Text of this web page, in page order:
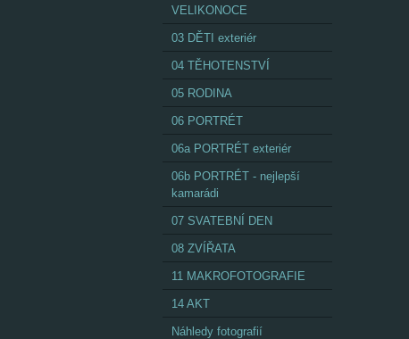
VELIKONOCE
03 DĚTI exteriér
04 TĚHOTENSTVÍ
05 RODINA
06 PORTRÉT
06a PORTRÉT exteriér
06b PORTRÉT - nejlepší
kamarádi
07 SVATEBNÍ DEN
08 ZVÍŘATA
11 MAKROFOTOGRAFIE
14 AKT
Náhledy fotografií